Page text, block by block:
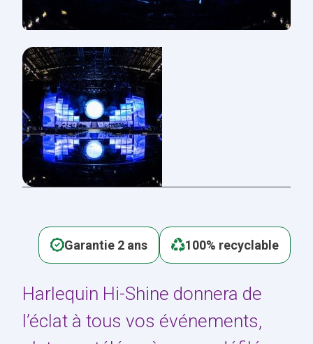
Harlequin Hi-Shine donnera de
l’éclat à tous vos événements,
Garantie 2 ans 100% recyclable